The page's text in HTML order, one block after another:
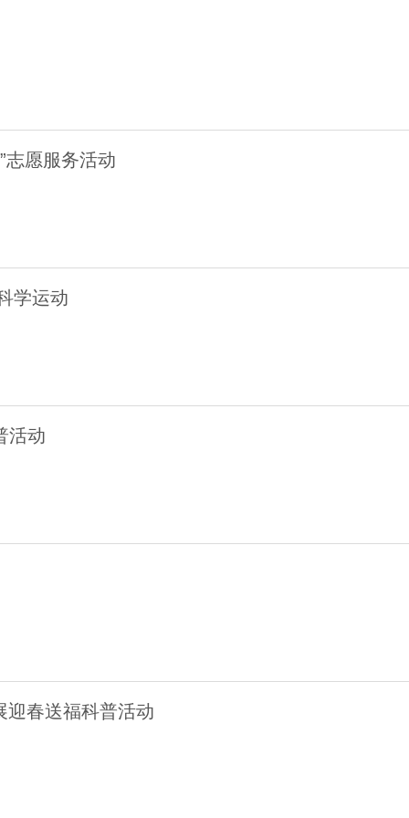
志愿服务活动
学运动
活动
迎春送福科普活动